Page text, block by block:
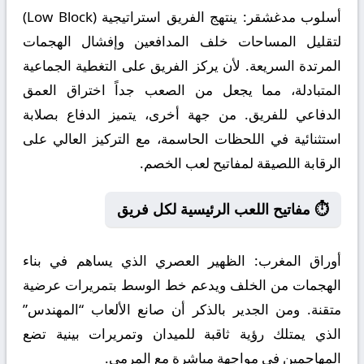
أسلوب مدغشقر:
ينتهج الفريق استراتيجية (Low Block)
لتقليل المساحات خلف المدافعين وإفشال الهجمات
المرتدة السريعة. لأن يركز الفريق على التغطية الجماعية
المتبادلة، مما يجعل من الصعب جداً اختراق العمق
الدفاعي للفريق. من جهة أخرى، يتميز الدفاع بصلابة
استثنائية في اللحظات الحاسمة، مع التركيز العالي على
الرقابة اللصيقة لمفاتيح لعب الخصم.
⏱️ مفاتيح اللعب الرئيسية لكل فريق
أوراق المغرب: الظهير العصري الذي يساهم في بناء
الهجمات من الخلف ويدعم خط الوسط بتمريرات عرضية
متقنة. ومن الجدير بالذكر أن صانع الألعاب “المهندس”
الذي يمتلك رؤية ثاقبة للميدان وتمريرات بينية تضع
المهاجمين في مواجهة مباشرة مع المرمى.